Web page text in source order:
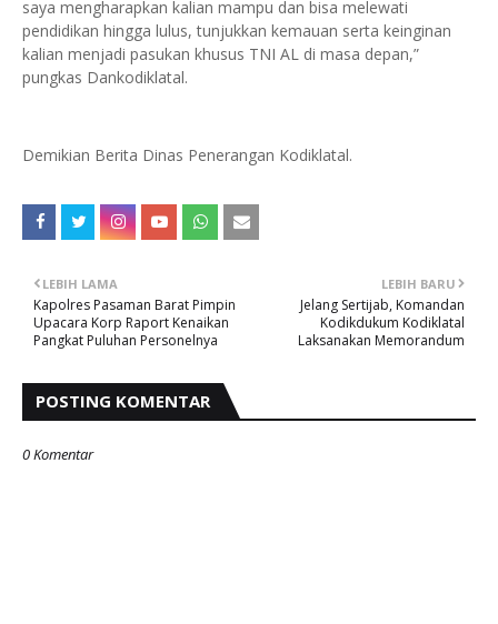
saya mengharapkan kalian mampu dan bisa melewati
pendidikan hingga lulus, tunjukkan kemauan serta keinginan
kalian menjadi pasukan khusus TNI AL di masa depan,”
pungkas Dankodiklatal.
Demikian Berita Dinas Penerangan Kodiklatal.
LEBIH BARU
Jelang Sertijab, Komandan
Kodikdukum Kodiklatal
Laksanakan Memorandum
LEBIH LAMA
Kapolres Pasaman Barat Pimpin
Upacara Korp Raport Kenaikan
Pangkat Puluhan Personelnya
POSTING KOMENTAR
0 Komentar